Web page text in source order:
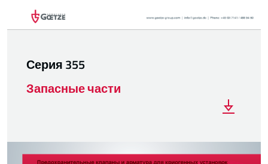
Серия 355
Запасные части